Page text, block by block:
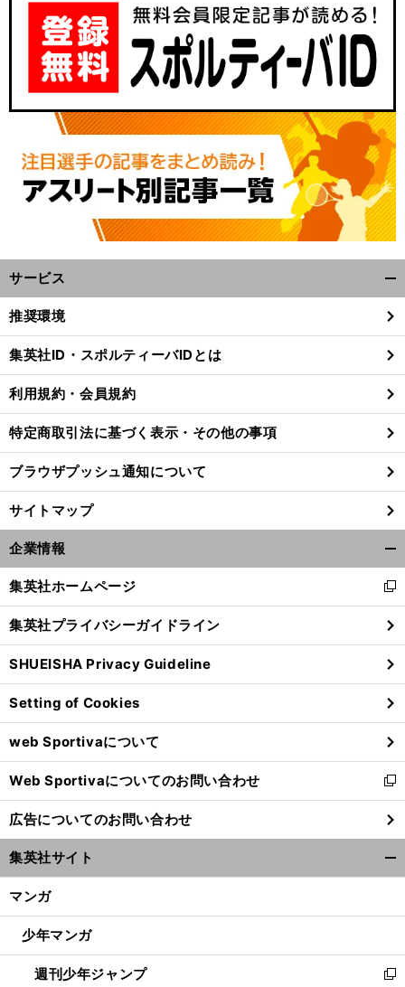
前
サービス
閉
る
推奨環境
集英社ID・スポルティーバIDとは
利用規約・会員規約
特定商取引法に基づく表示・その他の事項
ブラウザプッシュ通知について
サイトマップ
企業情報
閉
る
集英社ホームページ
新
し
い
ウ
ィ
ン
ド
ウ
で
開
く
集英社プライバシーガイドライン
SHUEISHA Privacy Guideline
Setting of Cookies
web Sportivaについて
Web Sportivaについてのお問い合わせ
新
し
い
ウ
ィ
ン
ウ
開
く
広告についてのお問い合わせ
集英社サイト
マンガ
少年マンガ
週刊少年ジャンプ
新